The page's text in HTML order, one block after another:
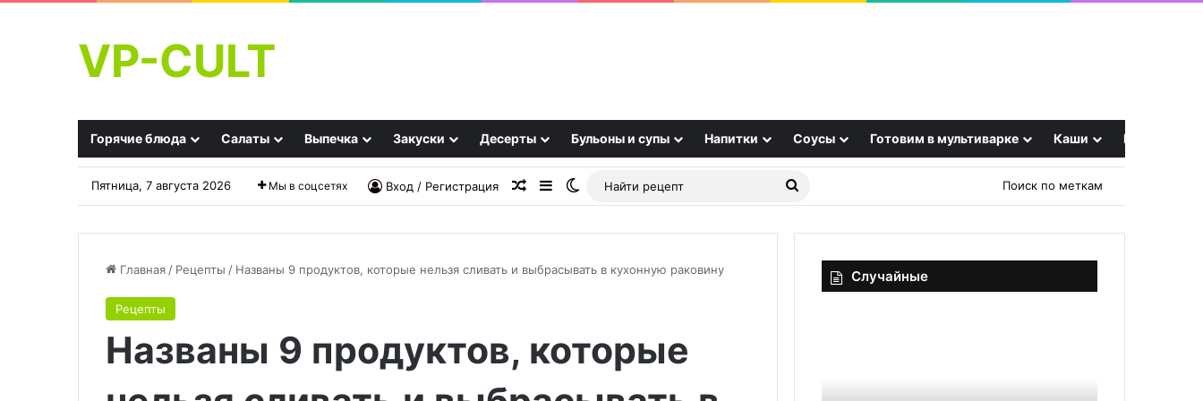
VP-CULT
Горячие блюда Салаты Выпечка Закуски Десерты Бульоны и супы Напитки Соусы Готовим в мультиварке Каши Еще
Пятница, 7 августа 2026 Мы в соцсетях Вход / Регистрация Случайная статья
SidebarSwitch skin
Найти
Поиск по меткам
Главная / Рецепты / Названы 9 продуктов, которые нельзя сливать и выбрасывать в кухонную раковину
Рецепты
Названы 9 продуктов, которые
Случайные
приготовить
из
Особый
котлеты
(мерджимек-
булгур